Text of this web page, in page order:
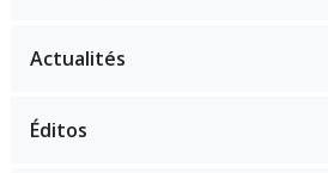
Actualités
Éditos